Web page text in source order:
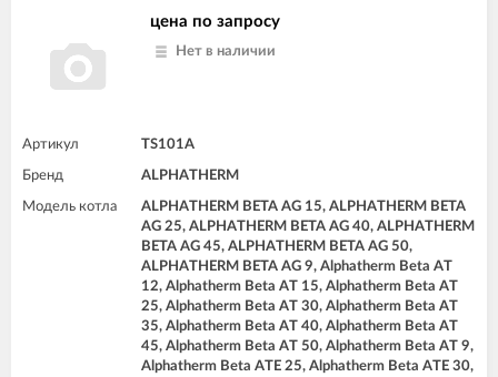
цена по запросу
Нет в наличии
Артикул TS101A
Бренд ALPHATHERM
Модель котла
ALPHATHERM BETA AG 15, ALPHATHERM BETA
AG 25, ALPHATHERM BETA AG 40, ALPHATHERM
BETA AG 45, ALPHATHERM BETA AG 50,
ALPHATHERM BETA AG 9, Alphatherm Beta AT
12, Alphatherm Beta AT 15, Alphatherm Beta AT
25, Alphatherm Beta AT 30, Alphatherm Beta AT
35, Alphatherm Beta AT 40, Alphatherm Beta AT
45, Alphatherm Beta AT 50, Alphatherm Beta AT 9,
Alphatherm Beta ATE 25, Alphatherm Beta ATE 30,